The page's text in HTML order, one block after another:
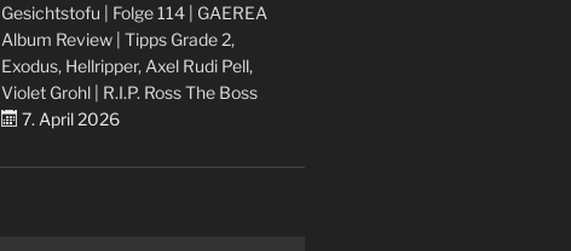
Gesichtstofu | Folge 114 | GAEREA
Album Review | Tipps Grade 2,
Exodus, Hellripper, Axel Rudi Pell,
Violet Grohl | R.I.P. Ross The Boss
7. April 2026